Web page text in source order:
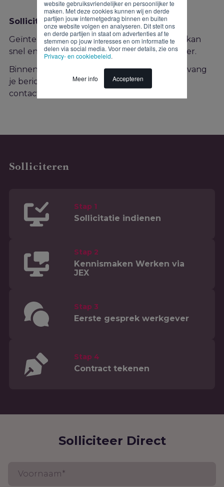
website gebruiksvriendelijker en persoonlijker te
maken. Met deze cookies kunnen wij en derde
partijen jouw internetgedrag binnen en buiten
onze website volgen en analyseren. Dit stelt ons
en derde partijen in staat om advertenties af te
stemmen op jouw interesses en om informatie te
delen via social media. Voor meer details, zie ons
Privacy- en cookiebeleid.
Meer info Accepteren
Solliciteren
Geïnteresseerd in deze functie? Solliciteren kan
snel en gemakkelijk via onderstaand formulier.
Binnen twee werkdagen na je sollicitatie ontvang
je bericht van ons. Heb je vragen? Neem dan
contact op met de recruiter!
Solliciteren
Stap 1
Sollicitatie indienen
Stap 2
Kennismaken Werken via
JEX
Stap 3
Eerste gesprek werkgever
Stap 4
Contract tekenen
Solliciteer Direct